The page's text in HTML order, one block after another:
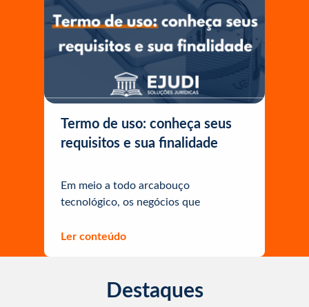
Termo de uso: conheça seus
requisitos e sua finalidade
Em meio a todo arcabouço
tecnológico, os negócios que
Ler conteúdo
Destaques